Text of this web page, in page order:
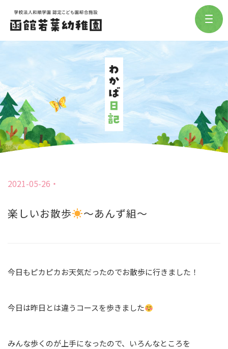
2021-05-26
楽しいお散歩 〜あんず組〜
今日もピカピカお天気だったのでお散歩に行きました！
今日は昨日とは違うコースを歩きました
みんな歩くのが上手になったので、いろんなところを